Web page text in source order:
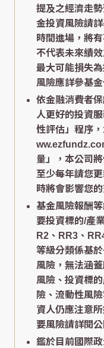
提及之經濟走
金投資風險請
時間進場，將
不代表未來績
最大可能損失
風險應詳參基
依金融消費者
人更好的投資
性評估」程序
量」，本公司
至少每年請您
時將會影響您的
基金風險報酬
要投資標的/產
R2、RR3、
等級分類係基
風險，無法涵
風險、投資標
險、流動性風
資人仍應注意
要風險請詳閱公
鑑於目前國際